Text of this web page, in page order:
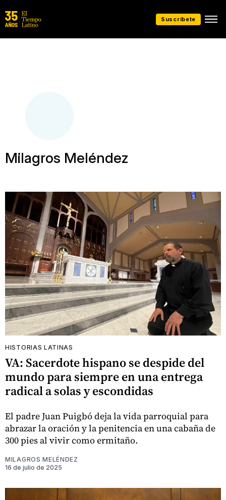
Suscríbete
Milagros Meléndez
HISTORIAS LATINAS
VA: Sacerdote hispano se despide del
mundo para siempre en una entrega
radical a solas y escondidas
El padre Juan Puigbó deja la vida parroquial para
abrazar la oración y la penitencia en una cabaña de
300 pies al vivir como ermitaño.
MILAGROS MELÉNDEZ
16 de julio de 2025